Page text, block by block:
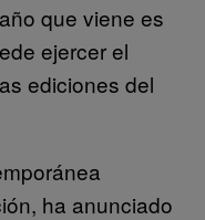
que viene es
ejercer el
ediciones del
ha anunciado